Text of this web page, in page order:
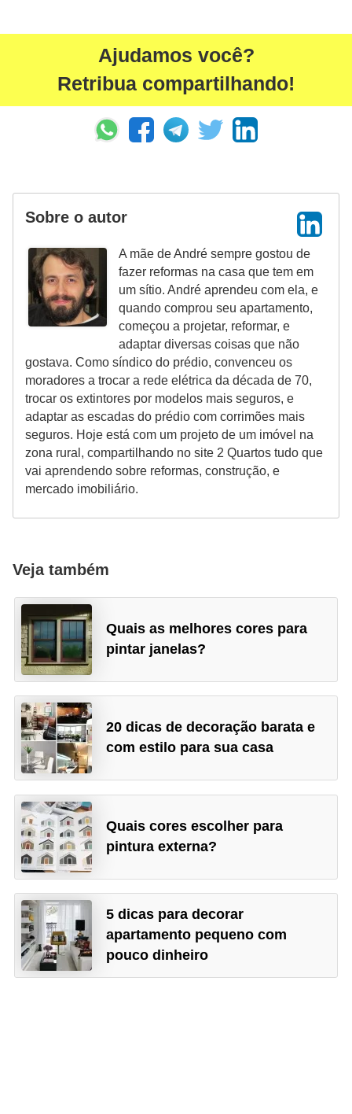
Ajudamos você?
Retribua compartilhando!
Sobre o autor
A mãe de André sempre gostou de
fazer reformas na casa que tem em
um sítio. André aprendeu com ela, e
quando comprou seu apartamento,
começou a projetar, reformar, e
adaptar diversas coisas que não
gostava. Como síndico do prédio, convenceu os
moradores a trocar a rede elétrica da década de 70,
trocar os extintores por modelos mais seguros, e
adaptar as escadas do prédio com corrimões mais
seguros. Hoje está com um projeto de um imóvel na
zona rural, compartilhando no site 2 Quartos tudo que
vai aprendendo sobre reformas, construção, e
mercado imobiliário.
Veja também
Quais as melhores cores para
pintar janelas?
20 dicas de decoração barata e
com estilo para sua casa
Quais cores escolher para
pintura externa?
5 dicas para decorar
apartamento pequeno com
pouco dinheiro